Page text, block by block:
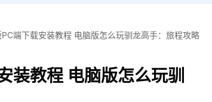
端下载安装教程 电脑版怎么玩驯龙高手：旅程攻略
装教程 电脑版怎么玩驯